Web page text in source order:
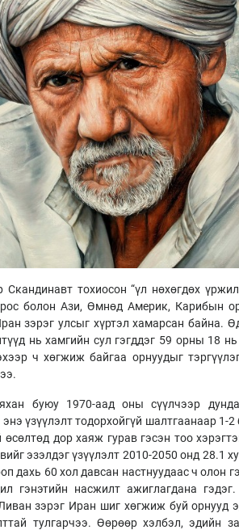
тохиосон “үл нөхөгдөх
болон Ази, Өмнөд Америк, Карибын
зэрэг улсыг хүртэл хамарсан байна.
нь хамгийн сул гэгддэг 59 орны 18
ч хөгжиж байгаа орнуудыг
буюу 1970-аад оны сүүлчээр
үзүүлэлт тодорхойгүй шалтгаанаар 1-2
дор хаяж гурав гэсэн тоо
эзэлдэг үзүүлэлт 2010-2050 онд 28.1
дахь 60 хол давсан настнуудаас ч олон
гэнэтийн насжилт ажиглагдана
зэрэг Иран шиг хөгжиж буй орнууд
тулгарчээ. Өөрөөр хэлбэл, эдийн